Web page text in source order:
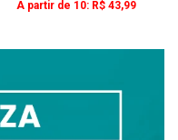
A partir de 10: R$ 43,99